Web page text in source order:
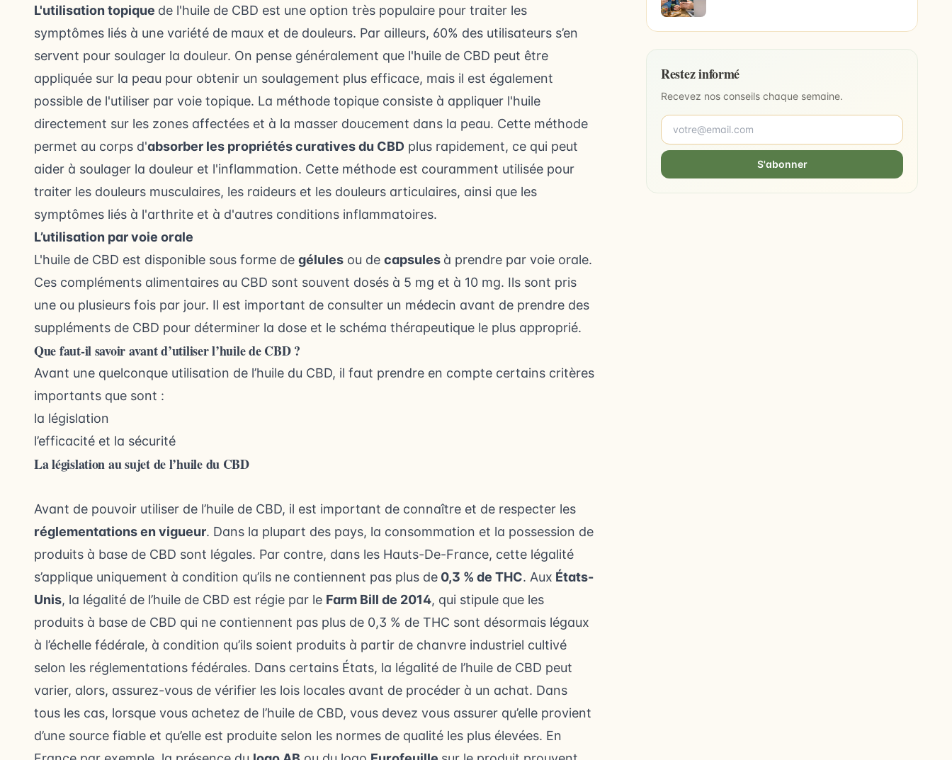
L'utilisation topique de l'huile de CBD est une option très populaire pour traiter les
symptômes liés à une variété de maux et de douleurs. Par ailleurs, 60% des utilisateurs s’en
servent pour soulager la douleur. On pense généralement que l'huile de CBD peut être
appliquée sur la peau pour obtenir un soulagement plus efficace, mais il est également
possible de l'utiliser par voie topique. La méthode topique consiste à appliquer l'huile
directement sur les zones affectées et à la masser doucement dans la peau. Cette méthode
permet au corps d'absorber les propriétés curatives du CBD plus rapidement, ce qui peut
aider à soulager la douleur et l'inflammation. Cette méthode est couramment utilisée pour
traiter les douleurs musculaires, les raideurs et les douleurs articulaires, ainsi que les
symptômes liés à l'arthrite et à d'autres conditions inflammatoires.
L’utilisation par voie orale
L'huile de CBD est disponible sous forme de gélules ou de capsules à prendre par voie orale.
Ces compléments alimentaires au CBD sont souvent dosés à 5 mg et à 10 mg. Ils sont pris
une ou plusieurs fois par jour. Il est important de consulter un médecin avant de prendre des
suppléments de CBD pour déterminer la dose et le schéma thérapeutique le plus approprié.
Que faut-il savoir avant d’utiliser l’huile de CBD ?
Avant une quelconque utilisation de l’huile du CBD, il faut prendre en compte certains critères
importants que sont :
la législation
l’efficacité et la sécurité
La législation au sujet de l’huile du CBD
Avant de pouvoir utiliser de l’huile de CBD, il est important de connaître et de respecter les
réglementations en vigueur. Dans la plupart des pays, la consommation et la possession de
produits à base de CBD sont légales. Par contre, dans les Hauts-De-France, cette légalité
s’applique uniquement à condition qu’ils ne contiennent pas plus de 0,3 % de THC. Aux États-
Unis, la légalité de l’huile de CBD est régie par le Farm Bill de 2014, qui stipule que les
produits à base de CBD qui ne contiennent pas plus de 0,3 % de THC sont désormais légaux
à l’échelle fédérale, à condition qu’ils soient produits à partir de chanvre industriel cultivé
selon les réglementations fédérales. Dans certains États, la légalité de l’huile de CBD peut
varier, alors, assurez-vous de vérifier les lois locales avant de procéder à un achat. Dans
tous les cas, lorsque vous achetez de l’huile de CBD, vous devez vous assurer qu’elle provient
d’une source fiable et qu’elle est produite selon les normes de qualité les plus élevées. En
Restez informé
Recevez nos conseils chaque semaine.
S'abonner